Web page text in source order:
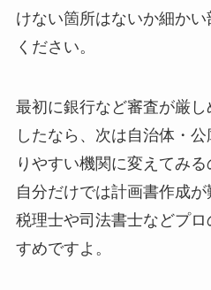
けない箇所はないか細か
ください。
最初に銀行など審査が厳
したなら、次は自治体・
りやすい機関に変えてみる
自分だけでは計画書作成が
税理士や司法書士などプ
すめですよ。